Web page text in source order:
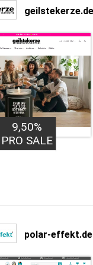
geilstekerze.de
9,50%
PRO SALE
polar-effekt.de